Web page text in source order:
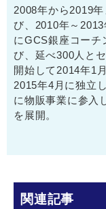
2008年から2019
び、2010年～
にGCS銀座コーチ
び、延べ300人と
開始して2014年1
2015年4月に独立
に物販事業に参入
を展開。
関連記事